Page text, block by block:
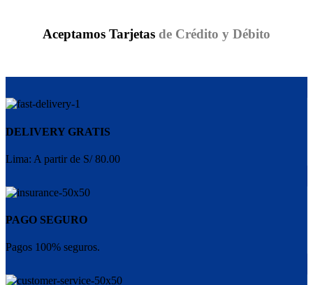
Aceptamos Tarjetas de Crédito y Débito
DELIVERY GRATIS
Lima: A partir de S/ 80.00
PAGO SEGURO
Pagos 100% seguros.